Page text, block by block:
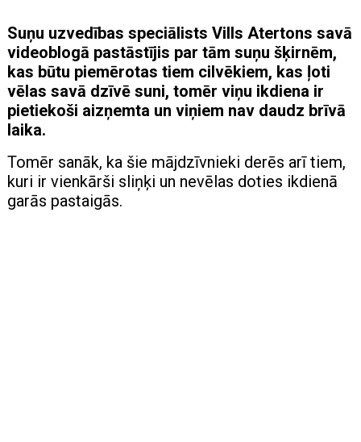
Suņu uzvedības speciālists Vills Atertons savā
videoblogā pastāstījis par tām suņu šķirnēm,
kas būtu piemērotas tiem cilvēkiem, kas ļoti
vēlas savā dzīvē suni, tomēr viņu ikdiena ir
pietiekoši aizņemta un viņiem nav daudz brīvā
laika.
Tomēr sanāk, ka šie mājdzīvnieki derēs arī tiem,
kuri ir vienkārši sliņķi un nevēlas doties ikdienā
garās pastaigās.